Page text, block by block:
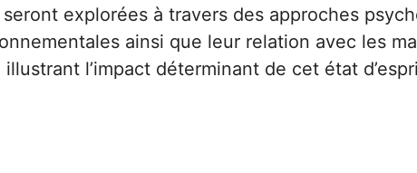
explorées à travers des approches
ainsi que leur relation avec les
l’impact déterminant de cet état